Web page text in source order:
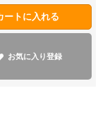
ートに入れる
お気に入り登録